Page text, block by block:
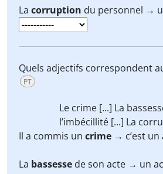
La corruption du personnel →
Quels adjectifs correspondent
PT
Le crime [...] La
l’imbécillité [...] La
Il a commis un crime → c’est un
La bassesse de son acte → un